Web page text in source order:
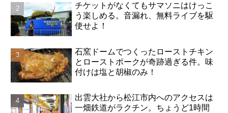
チケットがなくてもサマソニはけっこ
う楽しめる。音漏れ、無料ライブを駆
使せよ！
石窯ドームでつくったローストチキン
とローストポークが奇跡過ぎる件。味
付けは塩と胡椒のみ！
出雲大社から松江市内へのアクセスは
一畑鉄道がラクチン。ちょうど1時間